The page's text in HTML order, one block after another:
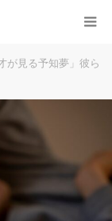
が見る予知夢」彼ら